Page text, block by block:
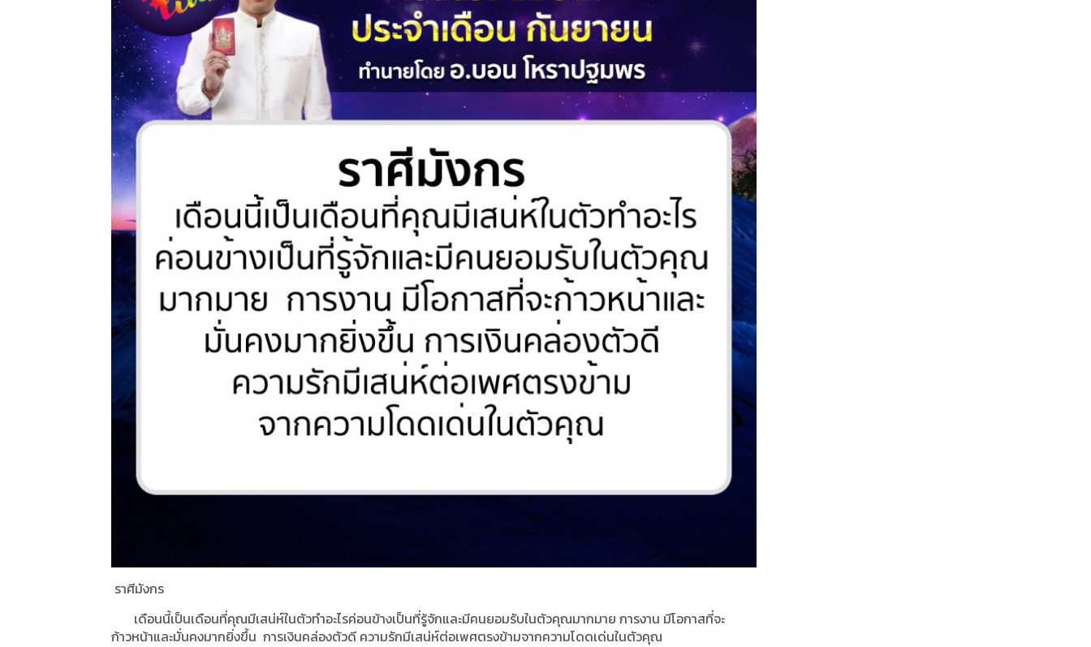
ราศีมังกร
เดือนนี้เป็นเดือนที่คุณมีเสน่ห์ในตัวทำอะไรค่อนข้างเป็นที่รู้จักและมีคนยอมรับในตัวคุณมากมาย การงาน มีโอกาสที่จะ
ก้าวหน้าและมั่นคงมากยิ่งขึ้น การเงินคล่องตัวดี ความรักมีเสน่ห์ต่อเพศตรงข้ามจากความโดดเด่นในตัวคุณ